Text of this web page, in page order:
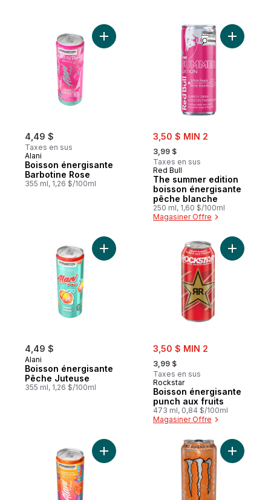
4,49 $
Taxes en sus
Alani
Boisson énergisante
Barbotine Rose
355 ml, 1,26 $/100ml
Ajouter Boisson énergisante Barbotine
sale:
3,50 $ MIN 2
, formerly:
3,99 $
Taxes en sus
Red Bull
The summer edition
boisson énergisante
pêche blanche
250 ml, 1,60 $/100ml
Magasiner Offre
Ajouter
4,49 $
Alani
Boisson énergisante
Pêche Juteuse
355 ml, 1,26 $/100ml
Ajouter Boisson énergisante Pêche
sale:
3,50 $ MIN 2
, formerly:
3,99 $
Taxes en sus
Rockstar
Boisson énergisante
punch aux fruits
473 ml, 0,84 $/100ml
Magasiner Offre
Ajouter
Ajouter Boisson énergisante BaiserAjouter